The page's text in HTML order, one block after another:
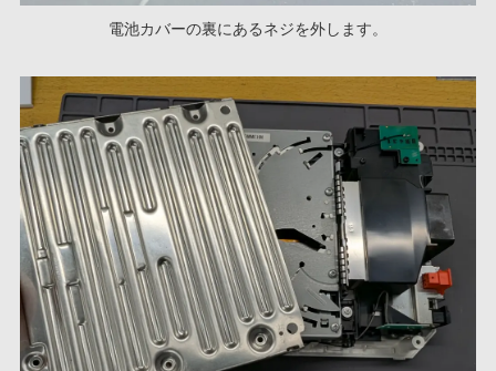
電池カバーの裏にあるネジを外します。